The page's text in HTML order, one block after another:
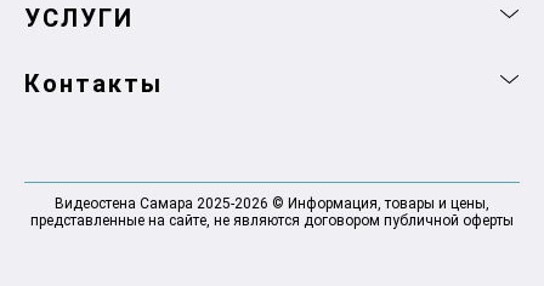
УСЛУГИ
Контакты
Видеостена Самара 2025-2026 © Информация, товары и цены,
представленные на сайте, не являются договором публичной оферты